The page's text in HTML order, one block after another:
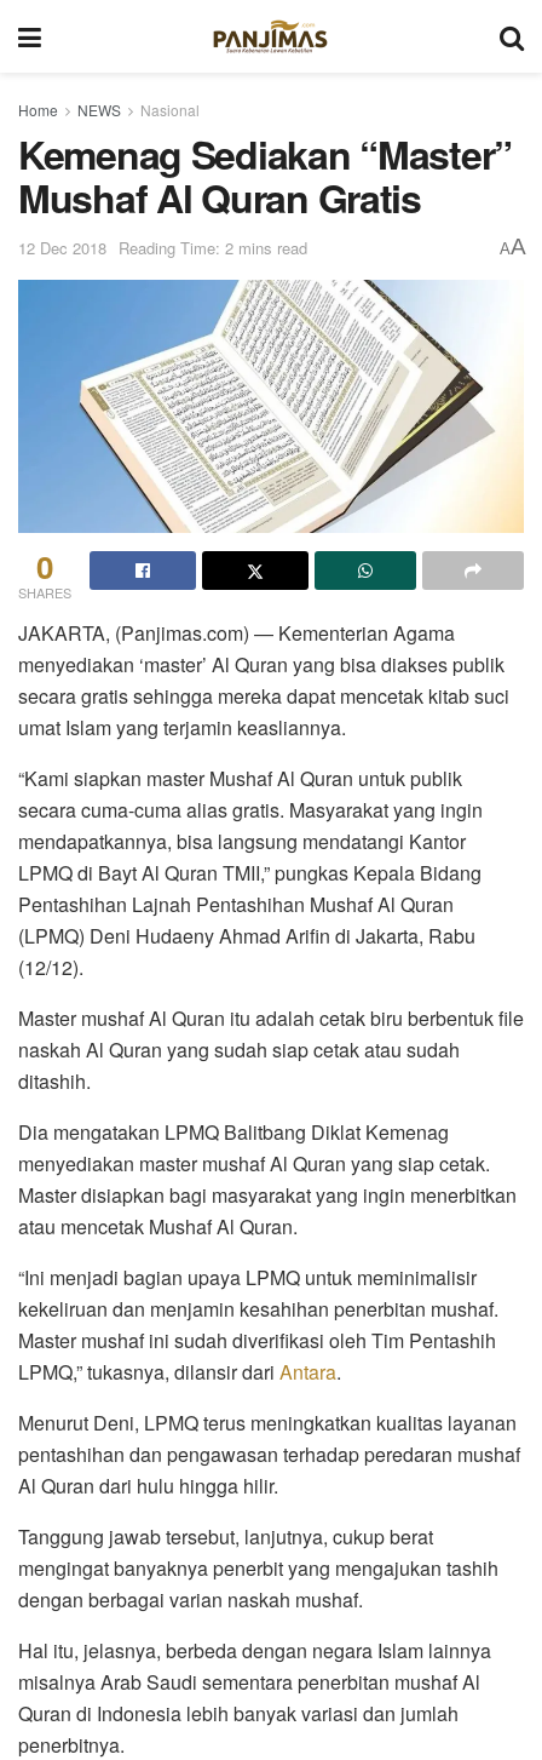
Home NEWS Nasional
Kemenag Sediakan “Master”
Mushaf Al Quran Gratis
12 Dec 2018 Reading Time: 2 mins read AA
0
SHARES
JAKARTA, (Panjimas.com) — Kementerian Agama
menyediakan ‘master’ Al Quran yang bisa diakses publik
secara gratis sehingga mereka dapat mencetak kitab suci
umat Islam yang terjamin keasliannya.
“Kami siapkan master Mushaf Al Quran untuk publik
secara cuma-cuma alias gratis. Masyarakat yang ingin
mendapatkannya, bisa langsung mendatangi Kantor
LPMQ di Bayt Al Quran TMII,” pungkas Kepala Bidang
Pentashihan Lajnah Pentashihan Mushaf Al Quran
(LPMQ) Deni Hudaeny Ahmad Arifin di Jakarta, Rabu
(12/12).
Master mushaf Al Quran itu adalah cetak biru berbentuk file
naskah Al Quran yang sudah siap cetak atau sudah
ditashih.
Dia mengatakan LPMQ Balitbang Diklat Kemenag
menyediakan master mushaf Al Quran yang siap cetak.
Master disiapkan bagi masyarakat yang ingin menerbitkan
atau mencetak Mushaf Al Quran.
“Ini menjadi bagian upaya LPMQ untuk meminimalisir
kekeliruan dan menjamin kesahihan penerbitan mushaf.
Master mushaf ini sudah diverifikasi oleh Tim Pentashih
LPMQ,” tukasnya, dilansir dari Antara.
Menurut Deni, LPMQ terus meningkatkan kualitas layanan
pentashihan dan pengawasan terhadap peredaran mushaf
Al Quran dari hulu hingga hilir.
Tanggung jawab tersebut, lanjutnya, cukup berat
mengingat banyaknya penerbit yang mengajukan tashih
dengan berbagai varian naskah mushaf.
Hal itu, jelasnya, berbeda dengan negara Islam lainnya
misalnya Arab Saudi sementara penerbitan mushaf Al
Quran di Indonesia lebih banyak variasi dan jumlah
penerbitnya.